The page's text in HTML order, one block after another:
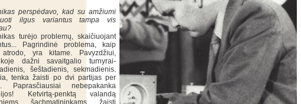
perspėdavo, kad su amžiumi
ilgus variantus tampa vis
turėjo problemų, skaičiuojant
Pagrindinė problema, kaip
yra kitame. Pavyzdžiui,
dažni savaitgalio turnyrai-
šeštadienis, sekmadienis.
tenka žaisti po dvi partijas per
Paprasčiausiai nebepakanka
Ketvirtą-penktą valandą
šachmatininkams žaisti